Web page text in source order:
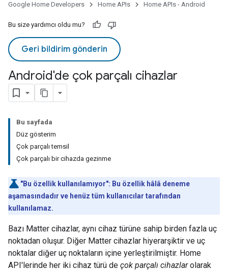
Google Home Developers Home APIs Home APIs - Android
Bu size yardımcı oldu mu?
Geri bildirim gönderin
Android'de çok parçalı cihazlar
Bu sayfada
Düz gösterim
Çok parçalı temsil
Çok parçalı bir cihazda gezinme
"Bu özellik kullanılamıyor": Bu özellik hâlâ deneme
aşamasındadır ve henüz tüm kullanıcılar tarafından
kullanılamaz.
Bazı Matter cihazlar, aynı cihaz türüne sahip birden fazla uç
noktadan oluşur. Diğer Matter cihazlar hiyerarşiktir ve uç
noktalar diğer uç noktaların içine yerleştirilmiştir. Home
API'lerinde her iki cihaz türü de çok parçalı cihazlarolarak